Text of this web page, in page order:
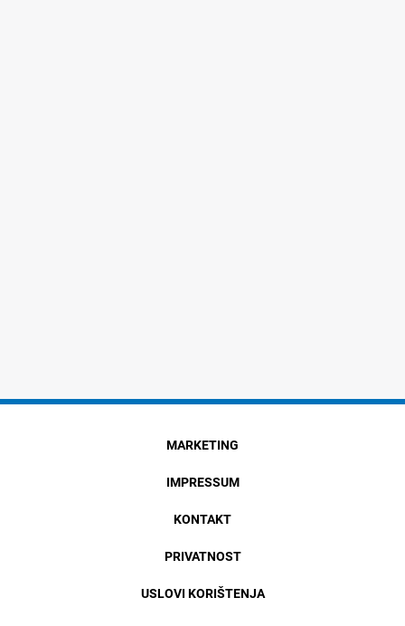
MARKETING
IMPRESSUM
KONTAKT
PRIVATNOST
USLOVI KORIŠTENJA